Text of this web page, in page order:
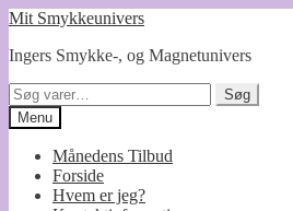
Spring
navigation
Spring
indhold
Mit Smykkeunivers
Ingers Smykke-, og Magnetunivers
Søg
efter:
Søg
Menu
Månedens Tilbud
Forside
Hvem er jeg?